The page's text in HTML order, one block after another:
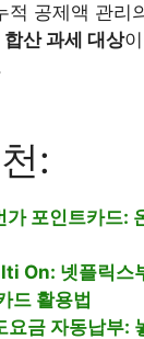
적 공제액 관리
산 과세 대상
:
가 포인트카드:
On: 넷플릭스
드 활용법
요금 자동납부: